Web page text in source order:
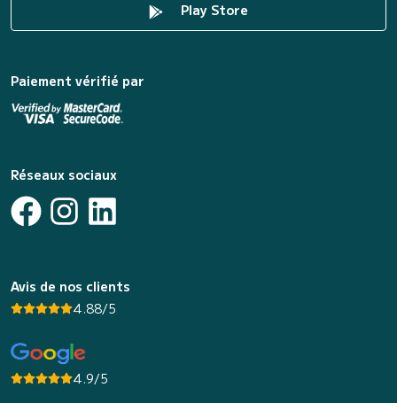
Play Store
Paiement vérifié par
Réseaux sociaux
Avis de nos clients
4.88/5
4.9/5